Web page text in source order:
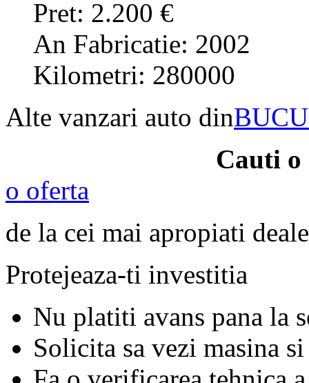
Pret: 2.200 €
An Fabricatie: 2002
Kilometri: 280000
Alte vanzari auto din
Cauti o
o oferta
de la cei mai apropiati
Protejeaza-ti investitia
Nu platiti avans pana la
Solicita sa vezi masina si